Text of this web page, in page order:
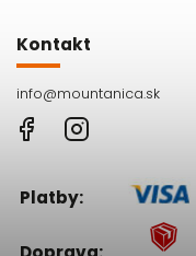
Kontakt
info@mountanica.sk
Facebook
Platby: